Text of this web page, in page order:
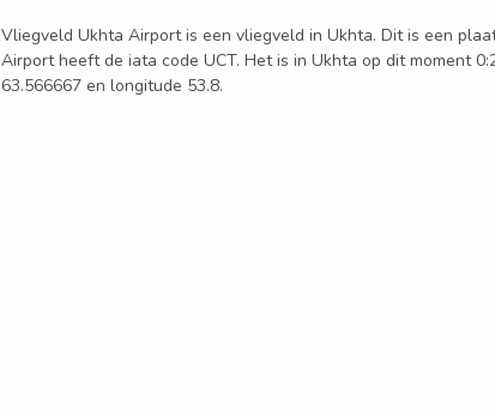
Vliegveld Ukhta Airport is een vliegveld in Ukhta. Dit is een
Airport heeft de iata code UCT. Het is in Ukhta op dit moment
63.566667 en longitude 53.8.